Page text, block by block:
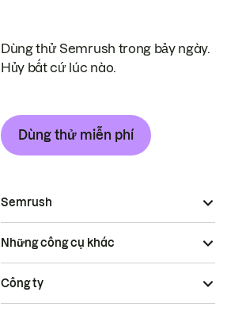
Dùng thử Semrush trong bảy ngày.
Hủy bất cứ lúc nào.
Dùng thử miễn phí
Semrush
Những công cụ khác
Công ty